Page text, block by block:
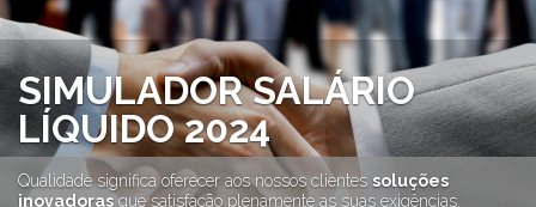
O que fazemos?
Formações
MÓDULOS
APP GESAutarquia
GESÁgua
GESCanídeo
CLIENTES
FAQ
Configurar Email
Custo da Chamada
CONTACTOS
SIMULADOR SALÁRIO
LÍQUIDO 2024
Qualidade significa oferecer aos nossos clientes soluções
inovadorasque satisfação plenamente as suas exigências.